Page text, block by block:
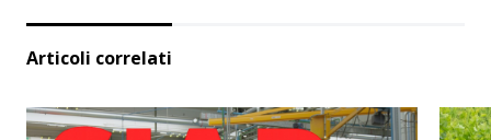
Articoli correlati